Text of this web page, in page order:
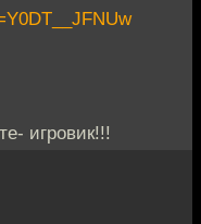
игровик!!!